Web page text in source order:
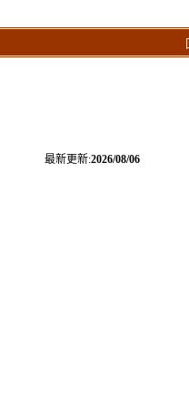
最新更新:2026/08/06